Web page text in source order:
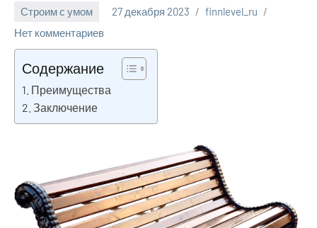
Строим с умом 27 декабря 2023
finnlevel_ru
Нет комментариев
Содержание
Преимущества
Заключение